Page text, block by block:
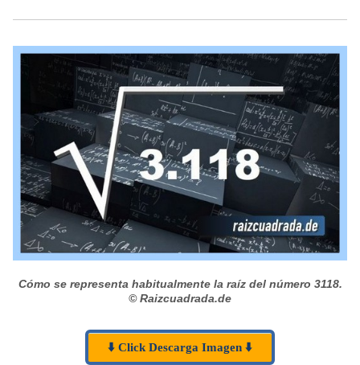
Cómo se representa habitualmente la raíz del número 3118.
© Raizcuadrada.de
⬇️ Click Descarga Imagen ⬇️